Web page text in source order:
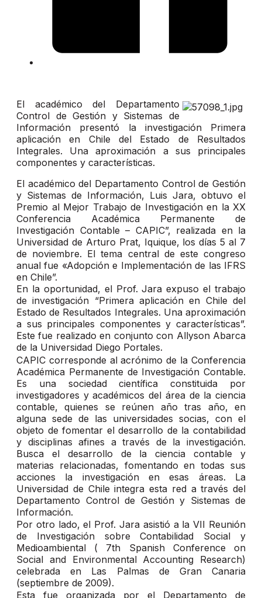
El académico del Departamento
Control de Gestión y Sistemas de
Información presentó la investigación Primera
aplicación en Chile del Estado de Resultados
Integrales. Una aproximación a sus principales
componentes y características.
El académico del Departamento Control de Gestión
y Sistemas de Información, Luis Jara, obtuvo el
Premio al Mejor Trabajo de Investigación en la XX
Conferencia Académica Permanente de
Investigación Contable – CAPIC”, realizada en la
Universidad de Arturo Prat, Iquique, los días 5 al 7
de noviembre. El tema central de este congreso
anual fue «Adopción e Implementación de las IFRS
en Chile”.
En la oportunidad, el Prof. Jara expuso el trabajo
de investigación “Primera aplicación en Chile del
Estado de Resultados Integrales. Una aproximación
a sus principales componentes y características”.
Este fue realizado en conjunto con Allyson Abarca
de la Universidad Diego Portales.
CAPIC corresponde al acrónimo de la Conferencia
Académica Permanente de Investigación Contable.
Es una sociedad científica constituida por
investigadores y académicos del área de la ciencia
contable, quienes se reúnen año tras año, en
alguna sede de las universidades socias, con el
objeto de fomentar el desarrollo de la contabilidad
y disciplinas afines a través de la investigación.
Busca el desarrollo de la ciencia contable y
materias relacionadas, fomentando en todas sus
acciones la investigación en esas áreas. La
Universidad de Chile integra esta red a través del
Departamento Control de Gestión y Sistemas de
Información.
Por otro lado, el Prof. Jara asistió a la VII Reunión
de Investigación sobre Contabilidad Social y
Medioambiental ( 7th Spanish Conference on
Social and Environmental Accounting Research)
celebrada en Las Palmas de Gran Canaria
(septiembre de 2009).
Esta fue organizada por el Departamento de